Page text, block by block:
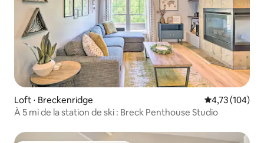
Loft ⋅ Breckenridge Évaluation
4,73 (104)
À 5 mi de la station de ski : Breck Penthouse Studio